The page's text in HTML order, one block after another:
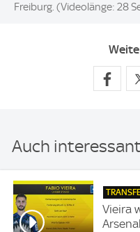
Freiburg. (Videolänge: 28
Auch
Vieira